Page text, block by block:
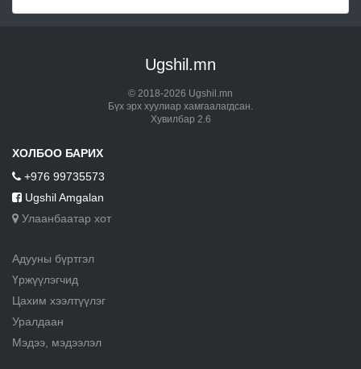
Ugshil.mn
© 2018-2026 Ugshil.mn
Бүх эрх хуулиар хамгаалагдсан.
Хувилбар 2.6
ХОЛБОО БАРИХ
+976 99735573
Ugshil Amgalan
Улаанбаатар хот
Адууны бүртгэл
Үржүүлэгчид
Цахим хээлтүүлэг
Уралдаан
Мэдээ, мэдээлэл